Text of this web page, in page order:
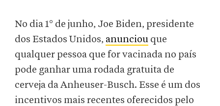
No dia 1° de junho, Joe Biden, presidente
dos Estados Unidos, anunciou que
qualquer pessoa que for vacinada no país
pode ganhar uma rodada gratuita de
cerveja da Anheuser-Busch. Esse é um dos
incentivos mais recentes oferecidos pelo